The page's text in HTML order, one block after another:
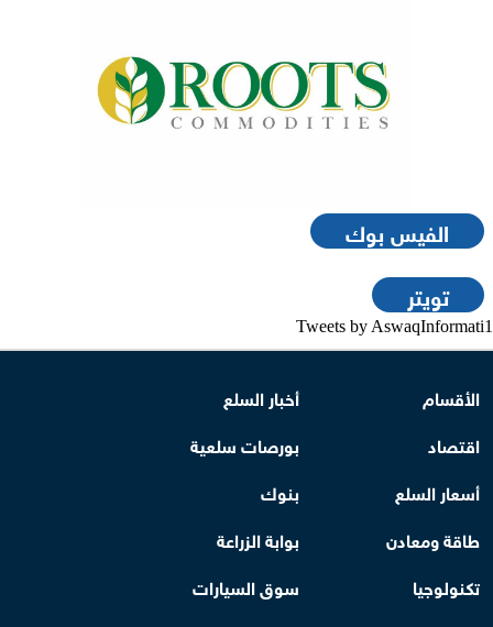
الفيس بوك
تويتر
Tweets by AswaqInformati1
الأقسام
أخبار السلع
اقتصاد
بورصات سلعية
أسعار السلع
بنوك
طاقة ومعادن
بوابة الزراعة
تكنولوجيا
سوق السيارات